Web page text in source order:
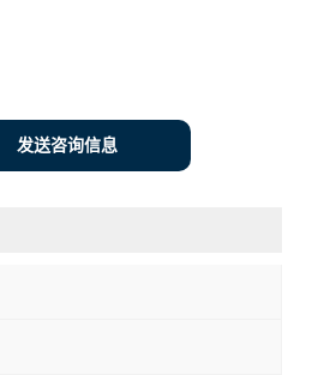
发送咨询信息